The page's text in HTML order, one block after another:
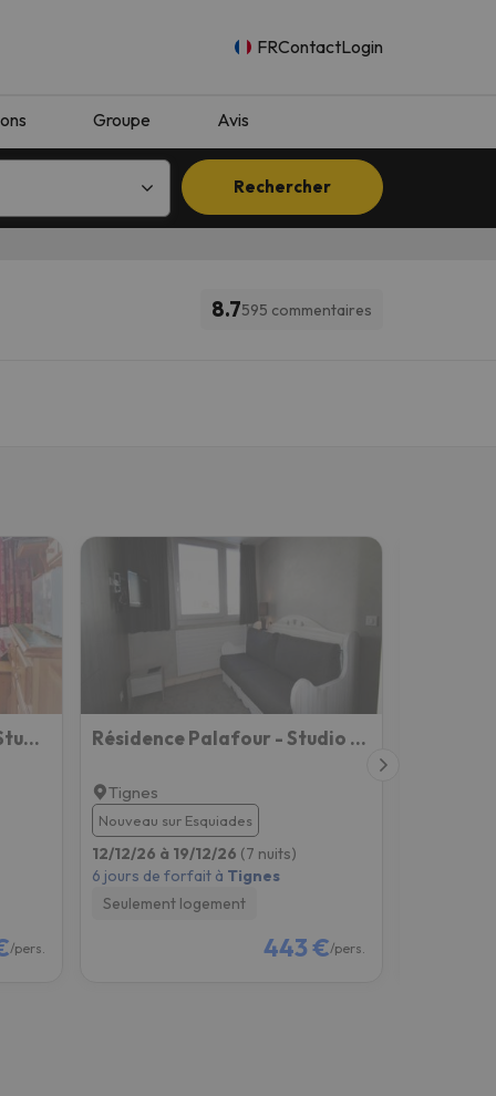
FRContactLogin
Groupe Avis
Rechercher
8.7595 commentaires
Résidence Le Palafour - Studio 2 personnes à Tignes au pied des pistes, des commerces, de l'ESF et d
/pers.
Résidence Palafour - Studio 2 - Rénové, confortable - nord vue montagne MAE-3402
Tignes
Nouveau sur Esquiades
12/12/26 à 19/12/26 (7 nuits)
6 jours de forfait à Tignes
Seulement logement
443 €/pers.